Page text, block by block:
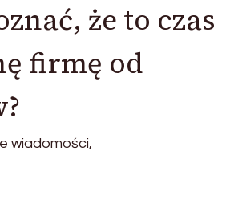
że to czas
firmę od
wiadomości,